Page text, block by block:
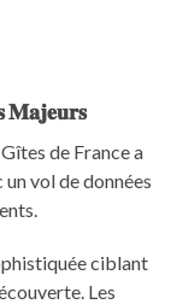
𝐌𝐚𝐣𝐞𝐮𝐫𝐬
de France a
vol de données
ciblant
Les